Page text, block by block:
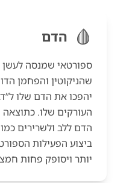
🩸 הדם
ספורטאי שמנסה
שהניקוטין והפחמן
יהפכו את הדם שלו
העורקים שלו.
הדם ללב ולשרירים
ביצוע הפעילות
יותר ויסופק פחות